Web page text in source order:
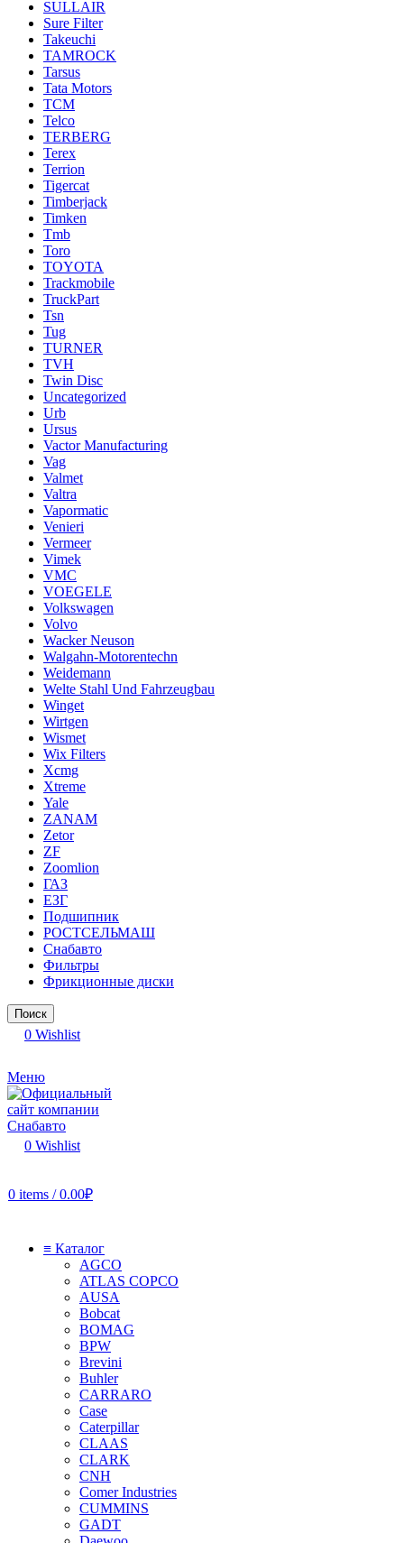
SULLAIR
Sure Filter
Takeuchi
TAMROCK
Tarsus
Tata Motors
TCM
Telco
TERBERG
Terex
Terrion
Tigercat
Timberjack
Timken
Tmb
Toro
TOYOTA
Trackmobile
TruckPart
Tsn
Tug
TURNER
TVH
Twin Disc
Uncategorized
Urb
Ursus
Vactor Manufacturing
Vag
Valmet
Valtra
Vapormatic
Venieri
Vermeer
Vimek
VMC
VOEGELE
Volkswagen
Volvo
Wacker Neuson
Walgahn-Motorentechn
Weidemann
Welte Stahl Und Fahrzeugbau
Winget
Wirtgen
Wismet
Wix Filters
Xcmg
Xtreme
Yale
ZANAM
Zetor
ZF
Zoomlion
ГАЗ
ЕЗГ
Подшипник
РОСТСЕЛЬМАШ
Снабавто
Фильтры
Фрикционные диски
Поиск
0 Wishlist
Меню
0 Wishlist
0 items / 0.00₽
≡ Каталог
AGCO
ATLAS COPCO
AUSA
Bobcat
BOMAG
BPW
Brevini
Buhler
CARRARO
Case
Caterpillar
CLAAS
CLARK
CNH
Comer Industries
CUMMINS
GADT